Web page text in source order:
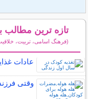
تازه ترین
(فرهنگ اسامی، تربیت،
عادات
وقتی